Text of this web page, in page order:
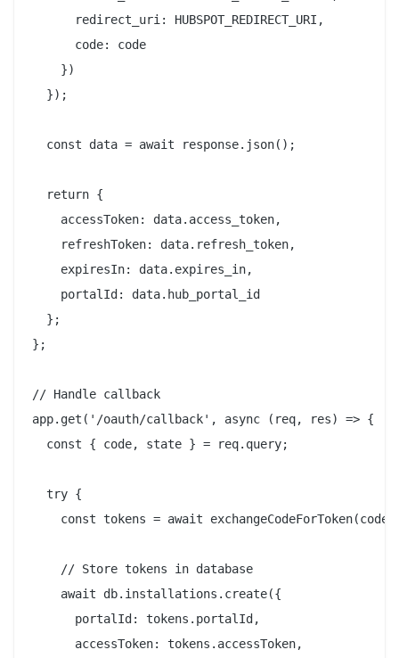
      redirect_uri: HUBSPOT_REDIRECT_URI,
      code: code
    })
  });
  const data = await response.json();
  return {
    accessToken: data.access_token,
    refreshToken: data.refresh_token,
    expiresIn: data.expires_in,
    portalId: data.hub_portal_id
  };
};
// Handle callback
app.get('/oauth/callback', async (req, res) => {
  const { code, state } = req.query;
  try {
const tokens = await
    // Store tokens in database
    await db.installations.create({
      portalId: tokens.portalId,
      accessToken: tokens.accessToken,